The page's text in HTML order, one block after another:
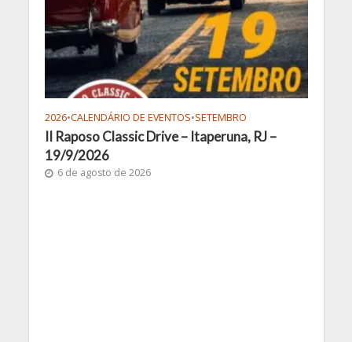
2026•CALENDÁRIO DE EVENTOS•SETEMBRO
II Raposo Classic Drive – Itaperuna, RJ –
19/9/2026
6 de agosto de 2026